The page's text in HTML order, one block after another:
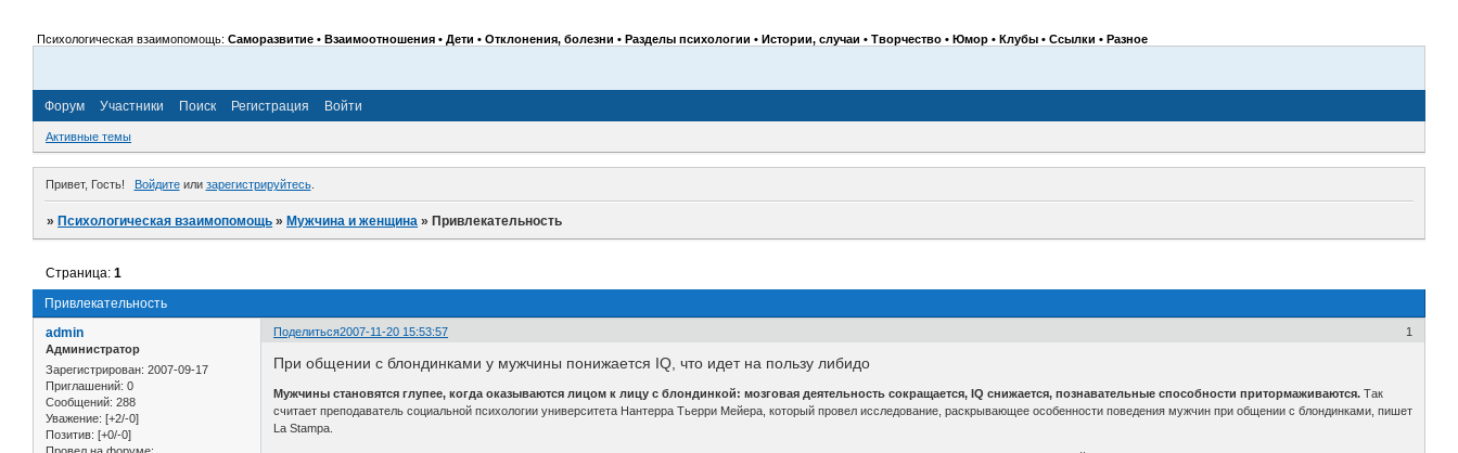
Психологическая взаимопомощь: Саморазвитие • Взаимоотношения • Дети • Отклонения, болезни • Разделы психологии • Истории, случаи • Творчество • Юмор • Клубы • Ссылки • Разное
Форум Участники Поиск Регистрация Войти
Активные темы
Привет, Гость! Войдитеили зарегистрируйтесь.
»Психологическая взаимопомощь »Мужчина и женщина »Привлекательность
Привлекательность
Страница:1
Поделиться 1
2007-11-20 15:53:57
admin
Администратор
Зарегистрирован: 2007-09-17
Приглашений: 0
Сообщений: 288
Уважение: [+2/-0]
Позитив: [+0/-0]
При общении с блондинками у мужчины понижается IQ, что идет на пользу либидо
Мужчины становятся глупее, когда оказываются лицом к лицу с блондинкой: мозговая деятельность сокращается, IQ снижается, познавательные способности притормаживаются. Так
считает преподаватель социальной психологии университета Нантерра Тьерри Мейера, который провел исследование, раскрывающее особенности поведения мужчин при общении с блондинками, пишет
La Stampa.